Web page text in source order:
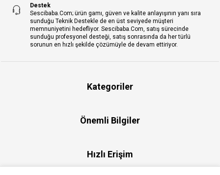
Destek
Sescibaba.Com; ürün gamı, güven ve kalite anlayışının yanı sıra
sunduğu Teknik Destekle de en üst seviyede müşteri
memnuniyetini hedefliyor. Sescibaba.Com, satış sürecinde
sunduğu profesyonel desteği, satış sonrasında da her türlü
sorunun en hızlı şekilde çözümüyle de devam ettiriyor.
Kategoriler
Önemli Bilgiler
Hızlı Erişim